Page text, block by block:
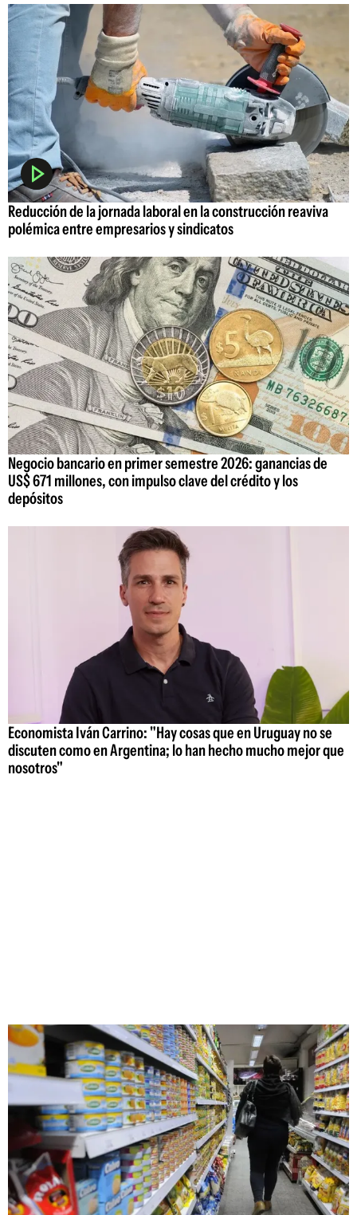
Reducción de la jornada laboral en la construcción reaviva
polémica entre empresarios y sindicatos
Negocio bancario en primer semestre 2026: ganancias de
US$ 671 millones, con impulso clave del crédito y los
depósitos
Economista Iván Carrino: "Hay cosas que en Uruguay no se
discuten como en Argentina; lo han hecho mucho mejor que
nosotros"